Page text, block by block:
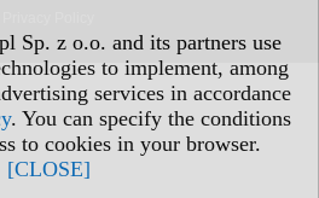
Sp. z o.o. and its partners use
to implement, among
services in accordance
. You can specify the conditions
to cookies in your browser.
[CLOSE]